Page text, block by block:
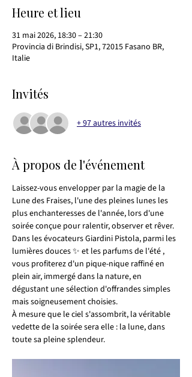
Heure et lieu
31 mai 2026, 18:30 – 21:30
Provincia di Brindisi, SP1, 72015 Fasano BR,
Italie
Invités
+ 97 autres invités
À propos de l'événement
Laissez-vous envelopper par la magie de la
Lune des Fraises, l'une des pleines lunes les
plus enchanteresses de l'année, lors d'une
soirée conçue pour ralentir, observer et rêver.
Dans les évocateurs Giardini Pistola, parmi les
lumières douces ✨ et les parfums de l'été ,
vous profiterez d'un pique-nique raffiné en
plein air, immergé dans la nature, en
dégustant une sélection d'offrandes simples
mais soigneusement choisies.
À mesure que le ciel s'assombrit, la véritable
vedette de la soirée sera elle : la lune, dans
toute sa pleine splendeur.